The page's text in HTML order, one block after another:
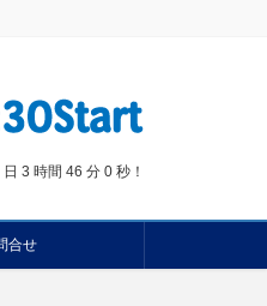
3 時間 45 分 59 秒 ！
合せ